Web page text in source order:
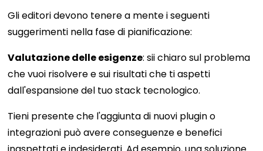
Gli editori devono tenere a mente i seguenti
suggerimenti nella fase di pianificazione:
Valutazione delle esigenze: sii chiaro sul problema
che vuoi risolvere e sui risultati che ti aspetti
dall'espansione del tuo stack tecnologico.
Tieni presente che l'aggiunta di nuovi plugin o
integrazioni può avere conseguenze e benefici